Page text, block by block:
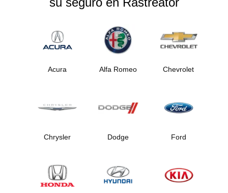
Acura Alfa Romeo Chevrolet
Chrysler Dodge Ford